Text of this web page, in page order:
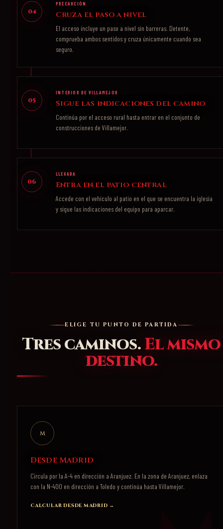
04
PRECAUCIÓN
Cruza el paso a nivel
El acceso incluye un paso a nivel sin barreras. Detente,
comprueba ambos sentidos y cruza únicamente cuando sea
seguro.
05
INTERIOR DE VILLAMEJOR
Sigue las indicaciones del camino
Continúa por el acceso rural hasta entrar en el conjunto de
construcciones de Villamejor.
06
LLEGADA
Entra en el patio central
Accede con el vehículo al patio en el que se encuentra la iglesia
y sigue las indicaciones del equipo para aparcar.
ELIGE TU PUNTO DE PARTIDA
Tres caminos.El mismo
destino.
M
Desde Madrid
Circula por la A-4 en dirección a Aranjuez. En la zona de Aranjuez, enlaza
con la N-400 en dirección a Toledo y continúa hasta Villamejor.
CALCULAR DESDE MADRID →